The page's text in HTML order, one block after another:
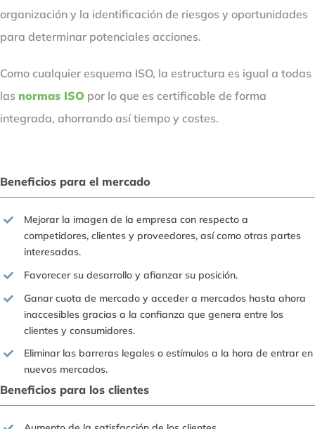
organización y la identificación de riesgos y oportunidades
para determinar potenciales acciones.
Como cualquier esquema ISO, la estructura es igual a todas
las normas ISO por lo que es certificable de forma
integrada, ahorrando así tiempo y costes.
Beneficios para el mercado
Mejorar la imagen de la empresa con respecto a
competidores, clientes y proveedores, así como otras partes
interesadas.
Favorecer su desarrollo y afianzar su posición.
Ganar cuota de mercado y acceder a mercados hasta ahora
inaccesibles gracias a la confianza que genera entre los
clientes y consumidores.
Eliminar las barreras legales o estímulos a la hora de entrar en
nuevos mercados.
Beneficios para los clientes